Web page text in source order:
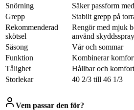
Snörning
Säker passform
Grepp
Stabilt grepp på
Rekommenderad
skötsel
Rengör med mjuk
använd
Säsong
Vår och sommar
Funktion
Kombinerar
Tålighet
Hållbar och
Storlekar
40 2/3 till 46 1/3
Vem passar den för?